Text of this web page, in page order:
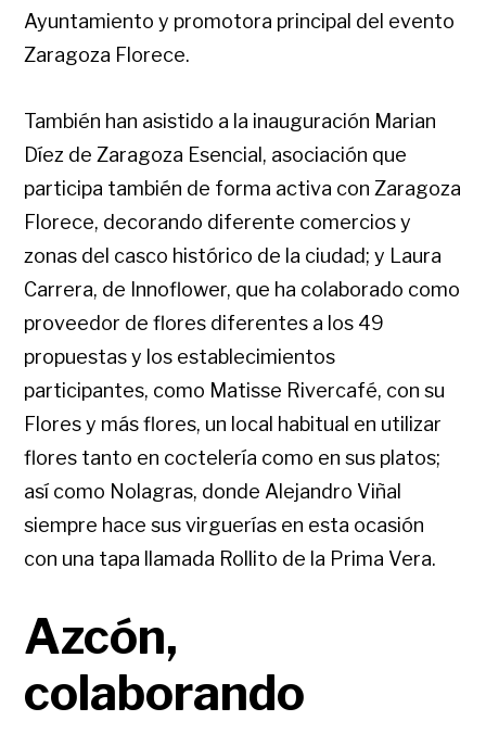
Ayuntamiento y promotora principal del evento
Zaragoza Florece.
También han asistido a la inauguración Marian
Díez de Zaragoza Esencial, asociación que
participa también de forma activa con Zaragoza
Florece, decorando diferente comercios y
zonas del casco histórico de la ciudad; y Laura
Carrera, de Innoflower, que ha colaborado como
proveedor de flores diferentes a los 49
propuestas y los establecimientos
participantes, como Matisse Rivercafé, con su
Flores y más flores, un local habitual en utilizar
flores tanto en coctelería como en sus platos;
así como Nolagras, donde Alejandro Viñal
siempre hace sus virguerías en esta ocasión
con una tapa llamada Rollito de la Prima Vera.
Azcón,
colaborando